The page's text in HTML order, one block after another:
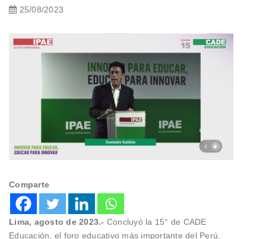
25/08/2023
Comparte
Lima, agosto de 2023.- Concluyó la 15° de CADE
Educación, el foro educativo más importante del Perú,